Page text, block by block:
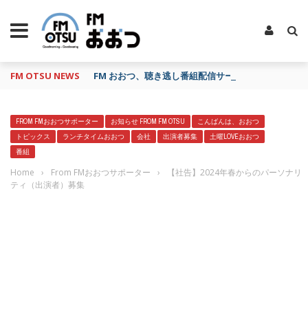
FM OTSU NEWS FM おおつ、聴き逃し番組配信サービス「shelfs」
FROM FMおおつサポーター お知らせ FROM FM OTSU
こんばんは、おおつ
トピックス
ランチタイムおおつ 会社 出演者募集
土曜LOVEおおつ
番組
Home › From FMおおつサポーター ›
【社告】2024年春からのパーソナリ
ティ（出演者）募集